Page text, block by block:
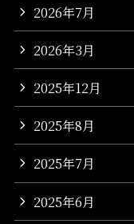
2026年7月
2026年3月
2025年12月
2025年8月
2025年7月
2025年6月